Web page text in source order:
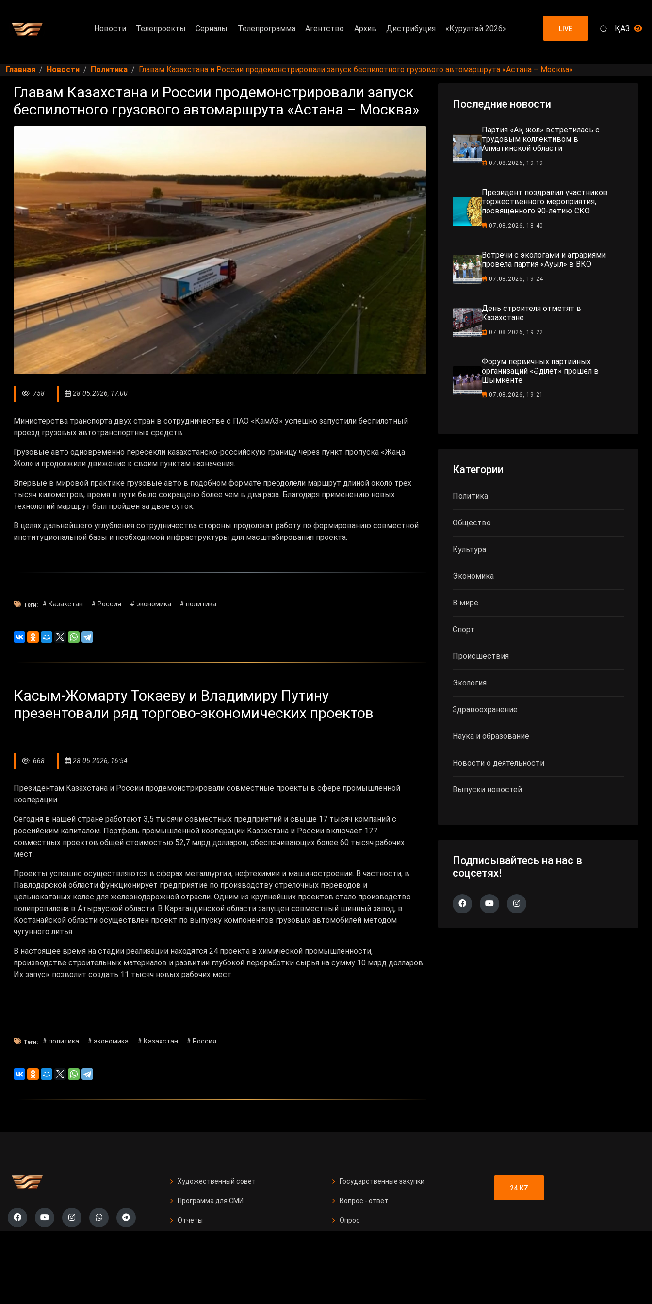
Новости Телепроекты Сериалы Телепрограмма Агентство Архив Дистрибуция «Курултай 2026» LIVE ҚАЗ
Главная Новости Политика Главам Казахстана и России продемонстрировали запуск беспилотного грузового автомаршрута «Астана – Москва»
Главам Казахстана и России продемонстрировали запуск
беспилотного грузового автомаршрута «Астана – Москва»
758 28.05.2026, 17:00
Министерства транспорта двух стран в сотрудничестве с ПАО «КамАЗ» успешно запустили беспилотный
проезд грузовых автотранспортных средств.
Грузовые авто одновременно пересекли казахстанско-российскую границу через пункт пропуска «Жаңа
Жол» и продолжили движение к своим пунктам назначения.
Впервые в мировой практике грузовые авто в подобном формате преодолели маршрут длиной около трех
тысяч километров, время в пути было сокращено более чем в два раза. Благодаря применению новых
технологий маршрут был пройден за двое суток.
В целях дальнейшего углубления сотрудничества стороны продолжат работу по формированию совместной
институциональной базы и необходимой инфраструктуры для масштабирования проекта.
Теги: # Казахстан # Россия # экономика # политика
Касым-Жомарту Токаеву и Владимиру Путину
презентовали ряд торгово-экономических проектов
кооперации.
российским капиталом. Портфель промышленной кооперации Казахстана и России включает 177
чугунного литья.
В настоящее время на стадии реализации находятся 24 проекта в химической промышленности,
производстве строительных материалов и развитии глубокой переработки сырья на сумму 10 млрд долларов.
Их запуск позволит создать 11 тысяч новых рабочих мест.
Последние новости
Партия «Ақ жол» встретилась с
трудовым коллективом в
Алматинской области
07.08.2026, 19:19
Президент поздравил участников
торжественного мероприятия,
посвященного 90-летию СКО
07.08.2026, 18:40
Встречи с экологами и аграриями
провела партия «Ауыл» в ВКО
07.08.2026, 19:24
День строителя отметят в
Казахстане
07.08.2026, 19:22
Форум первичных партийных
организаций «Әділет» прошёл в
Шымкенте
07.08.2026, 19:21
Категории
Политика
Общество
Культура
Экономика
В мире
Спорт
Происшествия
Экология
Здравоохранение
Наука и образование
Новости о деятельности
Выпуски новостей
Подписывайтесь на нас в
соцсетях!